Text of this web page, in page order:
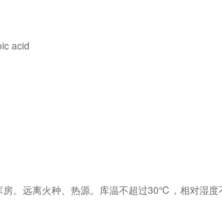
acid
。远离火种、热源。库温不超过30℃，相对湿